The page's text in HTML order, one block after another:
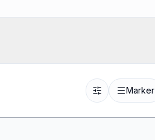
Marker